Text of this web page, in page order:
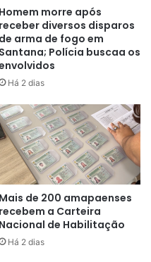
Homem morre após
receber diversos disparos
de arma de fogo em
Santana; Polícia buscaa os
Há 2 dias
Mais de 200 amapaenses
recebem a Carteira
Nacional de Habilitação
Há 2 dias